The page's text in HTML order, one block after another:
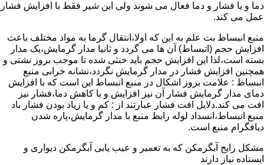
دما و یا فشار و دما فعال می شوند ولی این شیر فقط با افزایش فشار
عمل می کند.
منبع انبساط بت علم به این که اولا،انتقال گرما به مواد مختلف باعث
افزایش حجم (اتبساط) آن ها می گردد و ثانیا مدار گرمایش،یک مدار
بسته است،لذا این افزایش حجم باید خنثی شده تا موجب بروز نشتی و
همچنین افزایش فشار در مدار گرمایش نگردد،نشانه خرابی منبع
انبساط : علامت بروز اشکال در منبع انبساط این است که با افزایش
دمای مدار گرمایش فشار آن نیز افزایش و با کاهش دما،فشار نیز
افت می کند.دلایل افت فشار عبارتند از : کم و یا زیاد بودن فشار باد
منبع انبساط،انسداد لوله رابط منبع با مدار گرمایش،پاره شدن
دیافگرام منبع است.
مشکل رایج آبگرمکن که به تعمیر و عیب یابی آبگرمکن دیواری و
ایستاده نیاز دارند